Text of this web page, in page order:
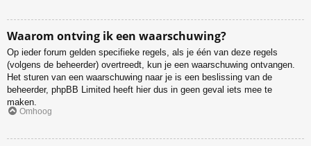
Waarom ontving ik een waarschuwing?
Op ieder forum gelden specifieke regels, als je één van deze regels
(volgens de beheerder) overtreedt, kun je een waarschuwing ontvangen.
Het sturen van een waarschuwing naar je is een beslissing van de
beheerder, phpBB Limited heeft hier dus in geen geval iets mee te
maken.
Omhoog